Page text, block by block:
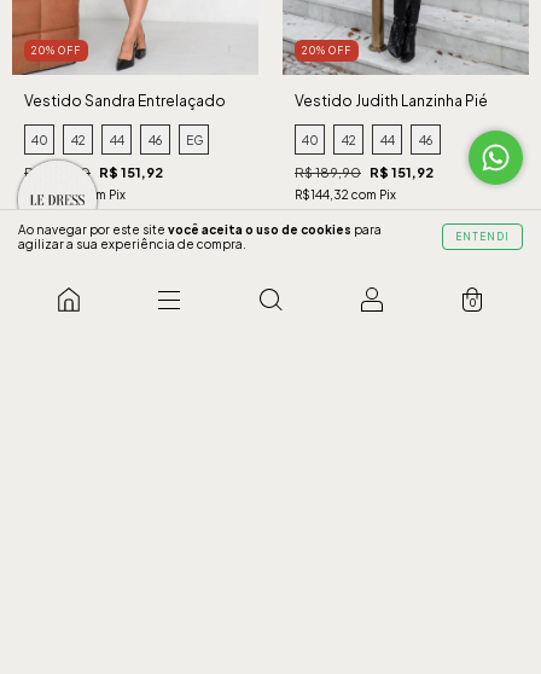
Ao navegar por este site você aceita o uso de cookies para
agilizar a sua experiência de compra.
ENTENDI
0
20% OFF
Vestido Sandra Entrelaçado
Preto
40 42 44 46 EG
R$ 189,90 R$ 151,92
R$144,32 com Pix
COMPRAR
20% OFF
Vestido Judith Lanzinha Pié
Cinza
40 42 44 46
R$ 189,90 R$ 151,92
R$144,32 com Pix